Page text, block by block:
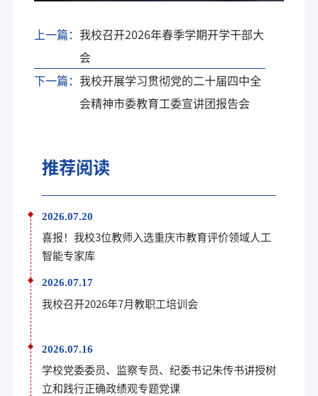
上一篇： 我校召开2026年春季学期开学干部大
会
下一篇： 我校开展学习贯彻党的二十届四中全
会精神市委教育工委宣讲团报告会
推荐阅读
2026.07.20
喜报！我校3位教师入选重庆市教育评价领域人工
智能专家库
2026.07.17
我校召开2026年7月教职工培训会
2026.07.16
学校党委委员、监察专员、纪委书记朱传书讲授树
立和践行正确政绩观专题党课